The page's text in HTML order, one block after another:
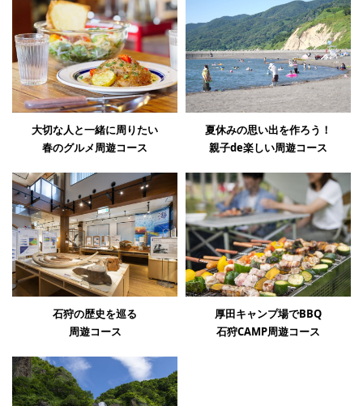
大切な人と一緒に周りたい
春のグルメ周遊コース
夏休みの思い出を作ろう！
親子de楽しい周遊コース
石狩の歴史を巡る
周遊コース
厚田キャンプ場でBBQ
石狩CAMP周遊コース